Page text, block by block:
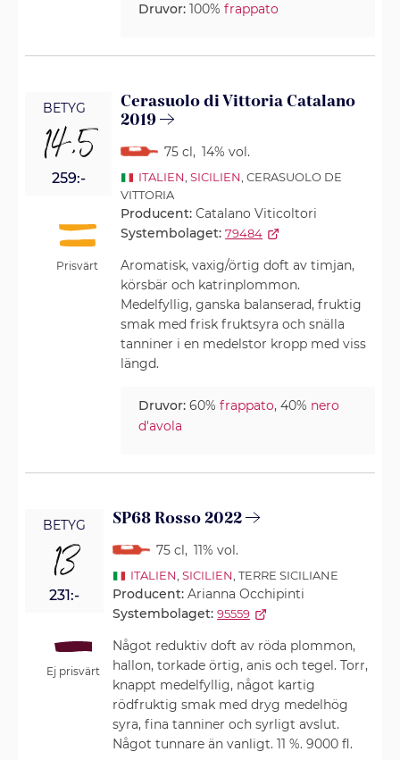
Druvor: 100%frappato
BETYG
14,5
259:-
Prisvärt
Cerasuolo di Vittoria Catalano
2019
75 cl, 14% vol.
ITALIEN SICILIEN , CERASUOLO DE
VITTORIA
Producent:Catalano Viticoltori
Systembolaget: 79484
Aromatisk, vaxig/örtig doft av timjan,
körsbär och katrinplommon.
Medelfyllig, ganska balanserad, fruktig
smak med frisk fruktsyra och snälla
tanniner i en medelstor kropp med viss
längd.
Druvor: 60%frappato, 40% nero
d'avola
BETYG
13
231:-
Ej prisvärt
SP68 Rosso 2022
75 cl, 11% vol.
ITALIEN SICILIEN , TERRE SICILIANE
Producent:Arianna Occhipinti
Systembolaget: 95559
Något reduktiv doft av röda plommon,
hallon, torkade örtig, anis och tegel. Torr,
knappt medelfyllig, något kartig
rödfruktig smak med dryg medelhög
syra, fina tanniner och syrligt avslut.
Något tunnare än vanligt. 11 %. 9000 fl.